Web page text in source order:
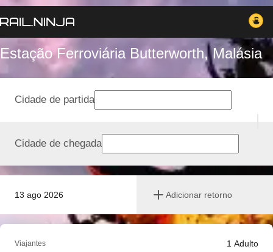
Estação Ferroviária Butterworth, Malásia
13 ago 2026 Adicionar retorno
Cidade de partida
Cidade de chegada
Viajantes 1 Adulto